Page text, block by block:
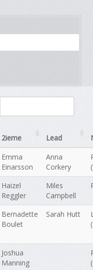
2ieme Lead
Emma
Einarsson
Anna
Corkery
Haizel
Reggler
Miles
Campbell
Bernadette
Boulet
Sarah Hutt
Joshua
Manning